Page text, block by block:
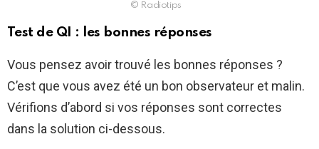
© Radiotips
Test de QI : les bonnes réponses
Vous pensez avoir trouvé les bonnes réponses ?
C’est que vous avez été un bon observateur et malin.
Vérifions d’abord si vos réponses sont correctes
dans la solution ci-dessous.